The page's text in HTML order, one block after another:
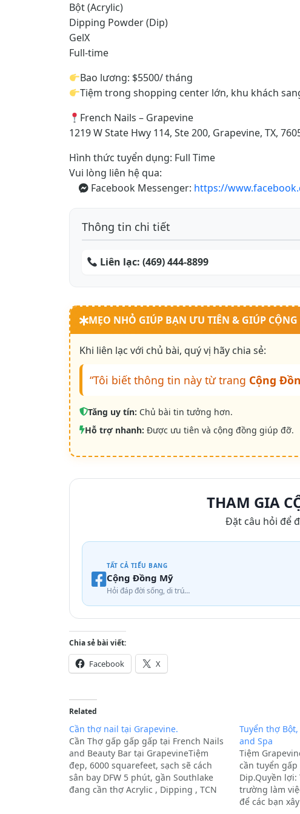
Bột (Acrylic)
Dipping Powder (Dip)
GelX
Full-time
Bao lương: $5500/ tháng
Tiệm trong shopping center lớn, khu khách
French Nails – Grapevine
1219 W State Hwy 114, Ste 200, Grapevine, TX,
Hình thức tuyển dụng: Full Time
Vui lòng liên hệ qua:
Facebook Messenger: https://
Thông tin chi tiết
Liên lạc:(469) 444-8899
MẸO NHỎ GIÚP BẠN ƯU TIÊN & GIÚP
Khi liên lạc với chủ bài, quý vị hãy chia sẻ:
“Tôi biết thông tin này từ trang Cộng
Tăng uy tín: Chủ bài tin tưởng hơn.
Hỗ trợ nhanh: Được ưu tiên và cộng đồng giúp đỡ.
THAM GIA
Đặt câu hỏi để
TẤT CẢ TIỂU BANG
Cộng Đồng Mỹ
Hỏi đáp đời sống, di trú…
Chia sẻ bài viết:
Facebook X
Related
Cần thợ nail tại Grapevine.
Cần Thợ gấp gấp gấp tại French Nails
and Beauty Bar tại GrapevineTiệm
đẹp, 6000 squarefeet, sạch sẽ cách
sân bay DFW 5 phút, gần Southlake
đang cần thợ Acrylic , Dipping , TCN
Tuyển thợ
and Spa
Tiệm
cần tuyển
Dip.Quyền lợi:
trường làm
để các bạn